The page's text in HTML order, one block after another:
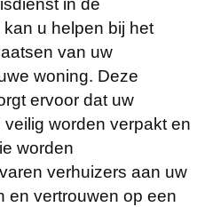
u helpen bij het
van uw
woning. Deze
ervoor dat uw
worden verpakt en
worden
verhuizers aan uw
en vertrouwen op een